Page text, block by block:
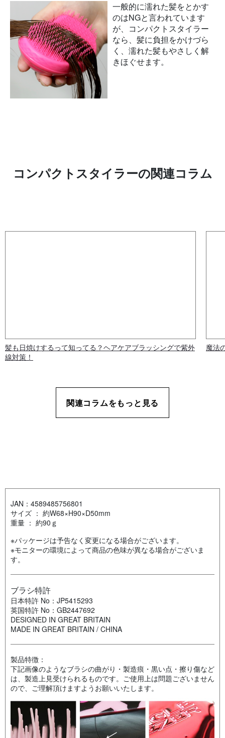
一般的に濡れた髪をとかす
のはNGと言われています
が、コンパクトスタイラー
なら、髪に負担をかけづら
く、濡れた髪もやさしく解
きほぐせます。
コンパクトスタイラーの関連コラム
髪も日焼けするって知ってる？ヘアケアブラッシングで紫外
線対策！
魔法
関連コラムをもっと見る
JAN：4589485756801
サイズ ： 約W68×H90×D50mm
重量 ： 約90ｇ
※パッケージは予告なく変更になる場合がございます。
※モニターの環境によって商品の色味が異なる場合がございま
す。
ブラシ特許
日本特許 No：JP5415293
英国特許 No：GB2447692
DESIGNED IN GREAT BRITAIN
MADE IN GREAT BRITAIN / CHINA
製品特徴：
下記画像のようなブラシの曲がり・製造痕・黒い点・擦り傷など
は、製造上見受けられるものです。ご使用上は問題ございません
ので、ご理解頂けますようお願いいたします。